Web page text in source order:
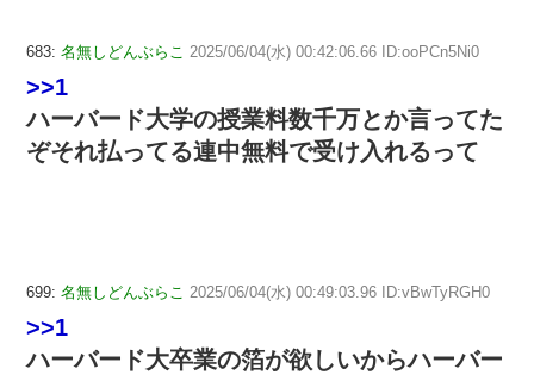
683: 名無しどんぶらこ 2025/06/04(水) 00:42:06.66 ID:ooPCn5Ni0
>>1
ハーバード大学の授業料数千万とか言ってた
ぞそれ払ってる連中無料で受け入れるって
699: 名無しどんぶらこ 2025/06/04(水) 00:49:03.96 ID:vBwTyRGH0
>>1
ハーバード大卒業の箔が欲しいからハーバー